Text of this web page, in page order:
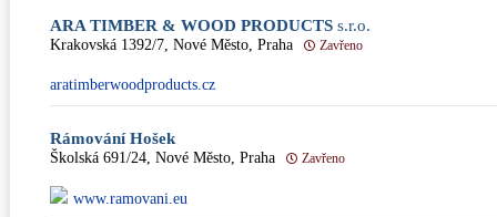
ARA TIMBER & WOOD PRODUCTS s.r.o.
Krakovská 1392/7, Nové Město, Praha Zavřeno
aratimberwoodproducts.cz
Rámování Hošek
Školská 691/24, Nové Město, Praha Zavřeno
www.ramovani.eu